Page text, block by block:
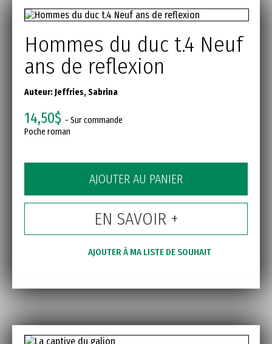
Hommes du duc t.4 Neuf
ans de reflexion
Auteur:Jeffries, Sabrina
14,50$ - Sur commande
Poche roman
AJOUTER AU PANIER
EN SAVOIR +
AJOUTER À MA LISTE DE SOUHAIT